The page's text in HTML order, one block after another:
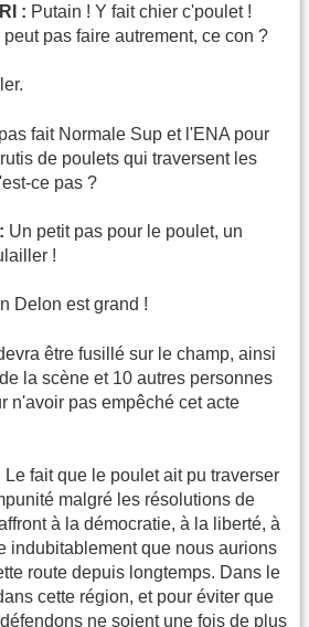
: Putain ! Y fait chier c'poulet !
pas faire autrement, ce con ?
fait Normale Sup et l'ENA pour
de poulets qui traversent les
ce pas ?
Un petit pas pour le poulet, un
!
Delon est grand !
être fusillé sur le champ, ainsi
la scène et 10 autres personnes
n'avoir pas empêché cet acte
Le fait que le poulet ait pu traverser
malgré les résolutions de
à la démocratie, à la liberté, à
indubitablement que nous aurions
route depuis longtemps. Dans le
cette région, et pour éviter que
ne soient une fois de plus